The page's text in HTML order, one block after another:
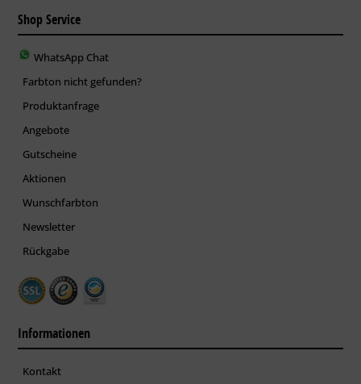
Shop Service
WhatsApp Chat
Farbton nicht gefunden?
Produktanfrage
Angebote
Gutscheine
Aktionen
Wunschfarbton
Newsletter
Rückgabe
Informationen
Kontakt